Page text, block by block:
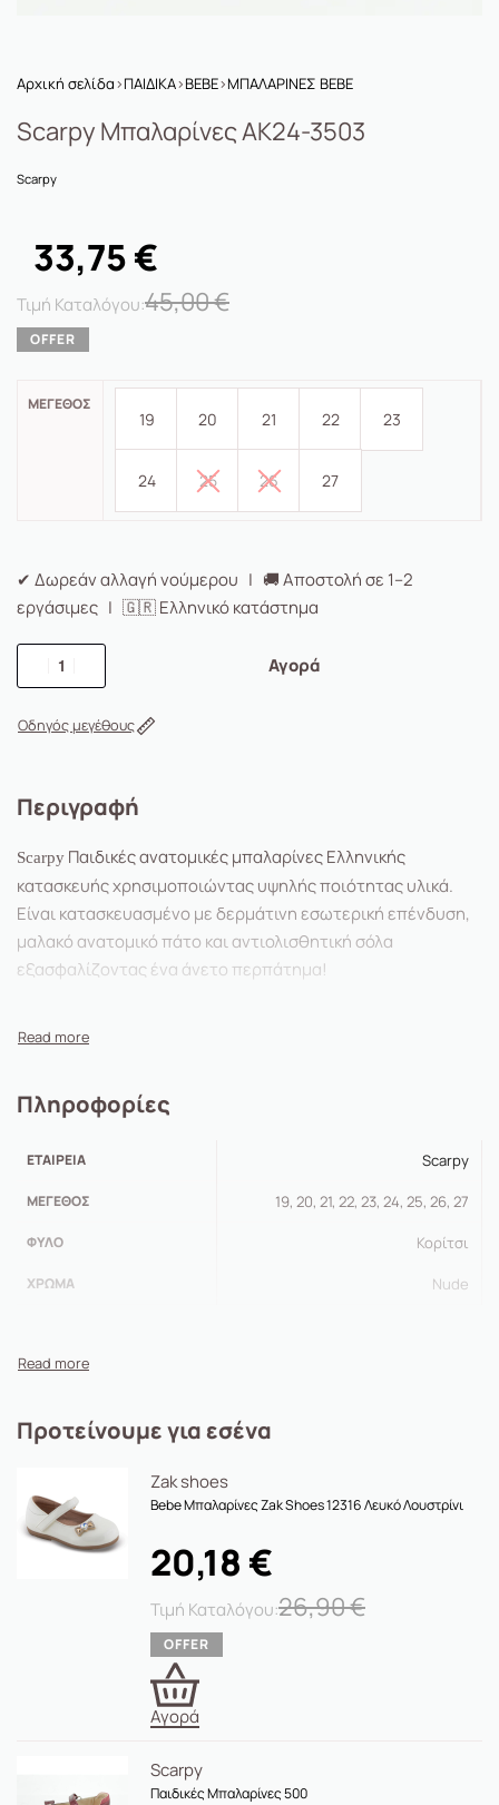
Αρχική σελίδα›ΠΑΙΔΙΚΑ›BEBE›ΜΠΑΛΑΡΙΝΕΣ BEBE
Scarpy Μπαλαρίνες AK24-3503
Scarpy
45,00€
33,75€
ΜΈΓΕΘΟΣ
19 20 21 22 23
24 25 26 27
✔ Δωρεάν αλλαγή νούμερου | 🚚 Αποστολή σε 1–2
εργάσιμες | 🇬🇷 Ελληνικό κατάστημα
Αγορά
Οδηγός μεγέθους
Περιγραφή
Scarpy Παιδικές ανατομικές μπαλαρίνες Ελληνικής
κατασκευής χρησιμοποιώντας υψηλής ποιότητας υλικά.
Είναι κατασκευασμένο με δερμάτινη εσωτερική επένδυση,
μαλακό ανατομικό πάτο και αντιολισθητική σόλα
εξασφαλίζοντας ένα άνετο περπάτημα!
Πληροφορίες
ΕΤΑΙΡΕΊΑ Scarpy
ΜΈΓΕΘΟΣ 19, 20, 21, 22, 23, 24, 25, 26, 27
ΦΎΛΟ Κορίτσι
ΧΡΏΜΑ Nude
Προτείνουμε για εσένα
Zak shoes
Bebe Μπαλαρίνες Zak Shoes 12316 Λευκό Λουστρίνι
26,90€
20,18 €
Αγορά
Scarpy
Παιδικές Μπαλαρίνες 500